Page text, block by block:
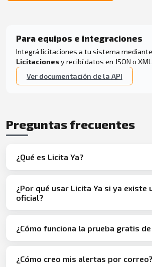
Para equipos e integraciones
Integrá licitaciones a tu sistema
Licitacionesy recibí datos en JSON o
Ver documentación de la API
Preguntas frecuentes
¿Qué es Licita Ya?
¿Por qué usar Licita Ya si ya existe
oficial?
¿Cómo funciona la prueba gratis de
¿Cómo creo mis alertas por correo?